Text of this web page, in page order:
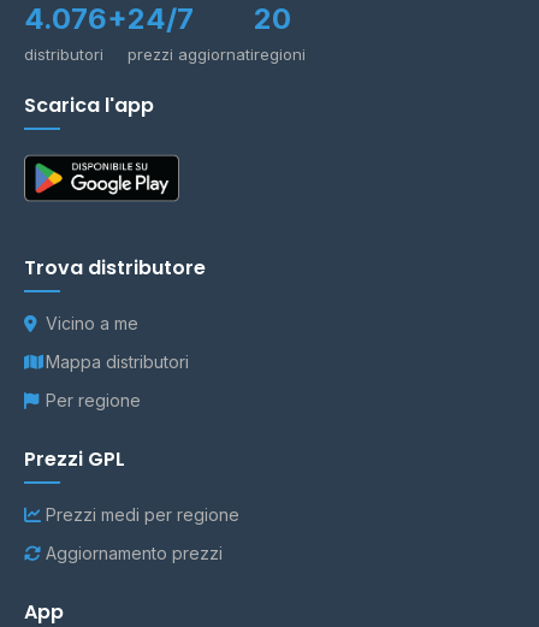
4.076+
distributori
24/7
prezzi aggiornati
20
regioni
Scarica l'app
Trova distributore
Vicino a me
Mappa distributori
Per regione
Prezzi GPL
Prezzi medi per regione
Aggiornamento prezzi
App